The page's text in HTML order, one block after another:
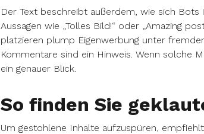
Der Text beschreibt außerdem, wie sich
Aussagen wie „Tolles Bild!“ oder „Amazing
platzieren plump Eigenwerbung unter
Kommentare sind ein Hinweis. Wenn solche
ein genauer Blick.
So finden Sie
Um gestohlene Inhalte aufzuspüren,